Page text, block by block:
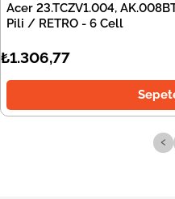
Acer 23.TCZV1.004,
Pili / RETRO - 6 Cell
₺1.306,77
‹